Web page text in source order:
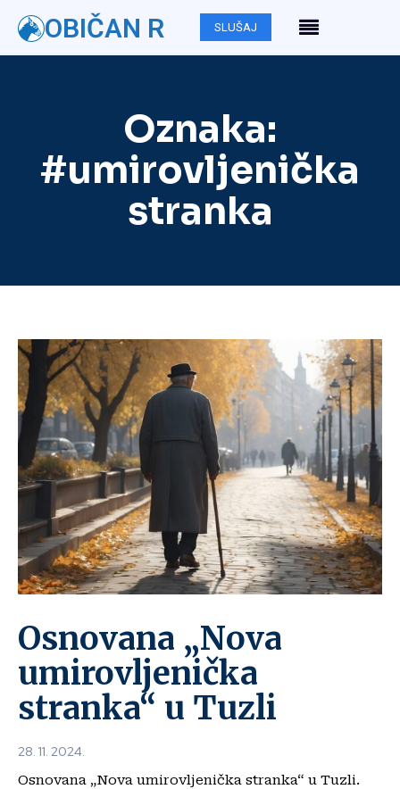
OBIČAN R SLUŠAJ
Oznaka:
#umirovljenička
stranka
Osnovana „Nova
umirovljenička
stranka“ u Tuzli
28. 11. 2024.
Osnovana „Nova umirovljenička stranka“ u Tuzli.